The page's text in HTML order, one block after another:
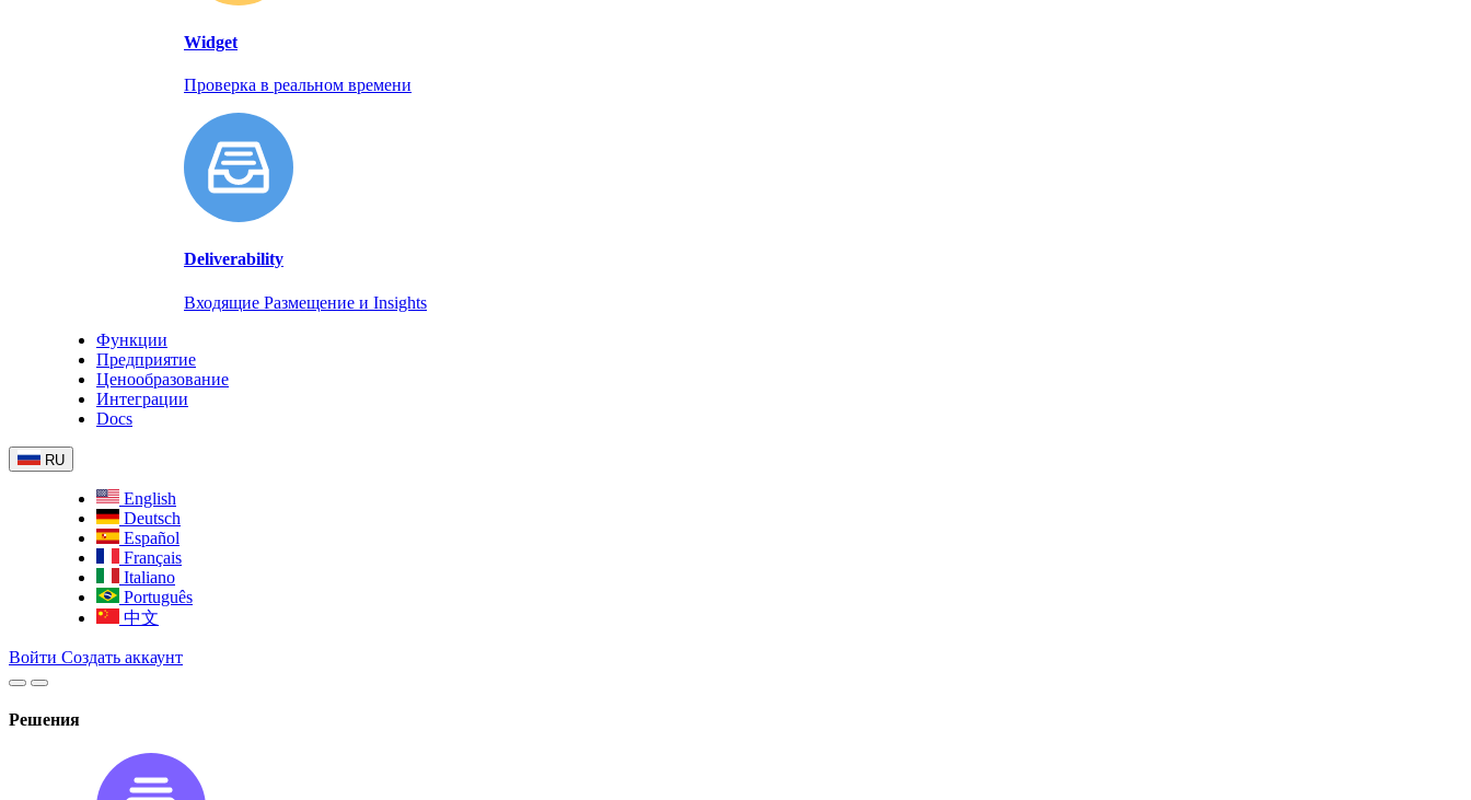
Widget
Проверка в реальном времени
Deliverability
Входящие Размещение и Insights
Функции
Предприятие
Ценообразование
Интеграции
Docs
RU
English
Deutsch
Español
Français
Italiano
Português
中文
Войти Создать аккаунт
Решения